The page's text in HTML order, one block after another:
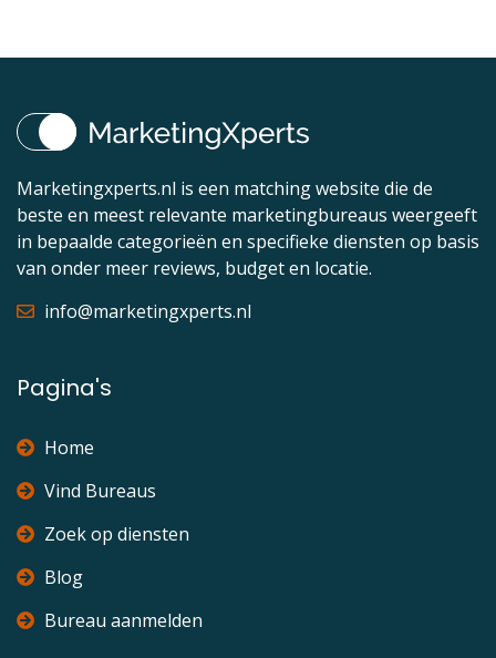
Marketingxperts.nl is een matching website die de
beste en meest relevante marketingbureaus weergeeft
in bepaalde categorieën en specifieke diensten op basis
van onder meer reviews, budget en locatie.
info@marketingxperts.nl
Pagina's
Home
Vind Bureaus
Zoek op diensten
Blog
Bureau aanmelden